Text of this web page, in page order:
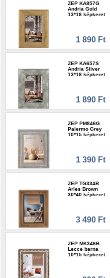
ZEP KA857G
Andria Gold
13*18 képkeret
1 890 Ft
ZEP KA657S
Andria Silver
13*18 képkeret
1 890 Ft
ZEP PM846G
Palermo Grey
10*15 képkeret
1 390 Ft
ZEP TG334B
Arles Brown
30*40 képkeret
3 490 Ft
ZEP MK346B
Lecce barna
10*15 képkeret